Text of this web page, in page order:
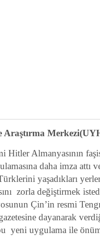
Araştırma
Hitler Almanyasının
daha imza
yaşadıkları
zorla değiştirmek
Çin’in resmi
dayanarak
yeni uygulama ile